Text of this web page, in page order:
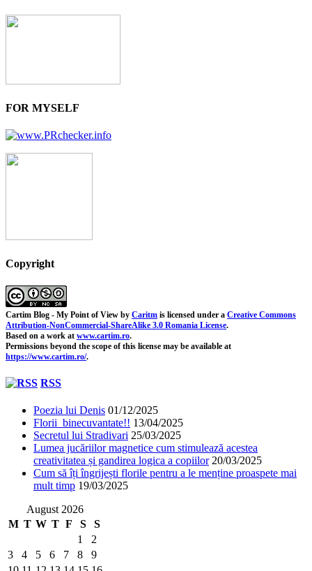
FOR MYSELF
Copyright
Cartim Blog - My Point of View by Caritm is licensed under a Creative Commons
Attribution-NonCommercial-ShareAlike 3.0 Romania License.
Based on a work at www.cartim.ro.
Permissions beyond the scope of this license may be available at
https://www.cartim.ro/.
RSS
Poezia lui Denis 01/12/2025
Florii binecuvantate!! 13/04/2025
Secretul lui Stradivari 25/03/2025
Lumea jucăriilor magnetice cum stimulează acestea
creativitatea și gandirea logica a copiilor 20/03/2025
Cum să îți îngrijești florile pentru a le menține proaspete mai
mult timp 19/03/2025
August 2026
M T W T F S
S
1
2
3
4 5 6 7 8
9